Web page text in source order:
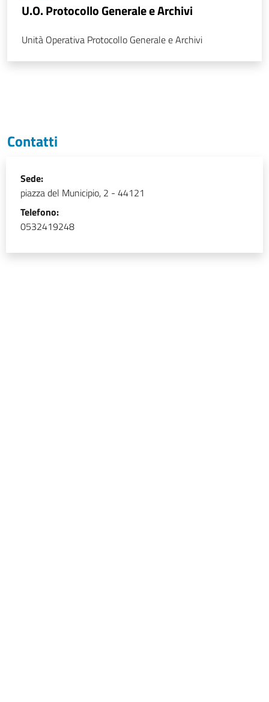
U.O. Protocollo Generale e Archivi
Unità Operativa Protocollo Generale e Archivi
Contatti
Sede:
piazza del Municipio, 2 - 44121
Telefono:
0532419248